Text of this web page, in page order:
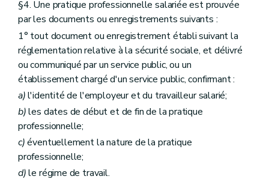
§4. Une pratique professionnelle salariée est prouvée
par les documents ou enregistrements suivants :
1° tout document ou enregistrement établi suivant la
réglementation relative à la sécurité sociale, et délivré
ou communiqué par un service public, ou un
établissement chargé d'un service public, confirmant :
a)l'identité de l'employeur et du travailleur salarié;
b)les dates de début et de fin de la pratique
professionnelle;
c)éventuellement la nature de la pratique
professionnelle;
d)le régime de travail.